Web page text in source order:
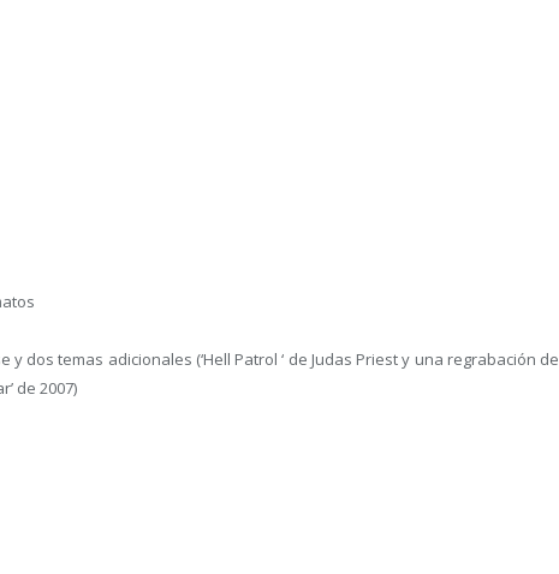
dos temas adicionales (‘Hell Patrol ‘ de Judas Priest y una regrabación de
de 2007)